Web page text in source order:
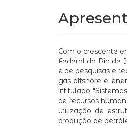
Com o crescente
Federal do Rio de
e de pesquisas e
gás offshore e
intitulado
de recursos
utilização de
produção de